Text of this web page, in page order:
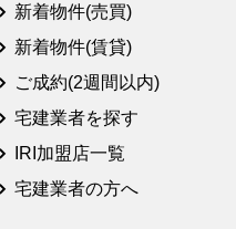
新着物件(売買)
新着物件(賃貸)
ご成約(2週間以内)
宅建業者を探す
IRI加盟店一覧
宅建業者の方へ